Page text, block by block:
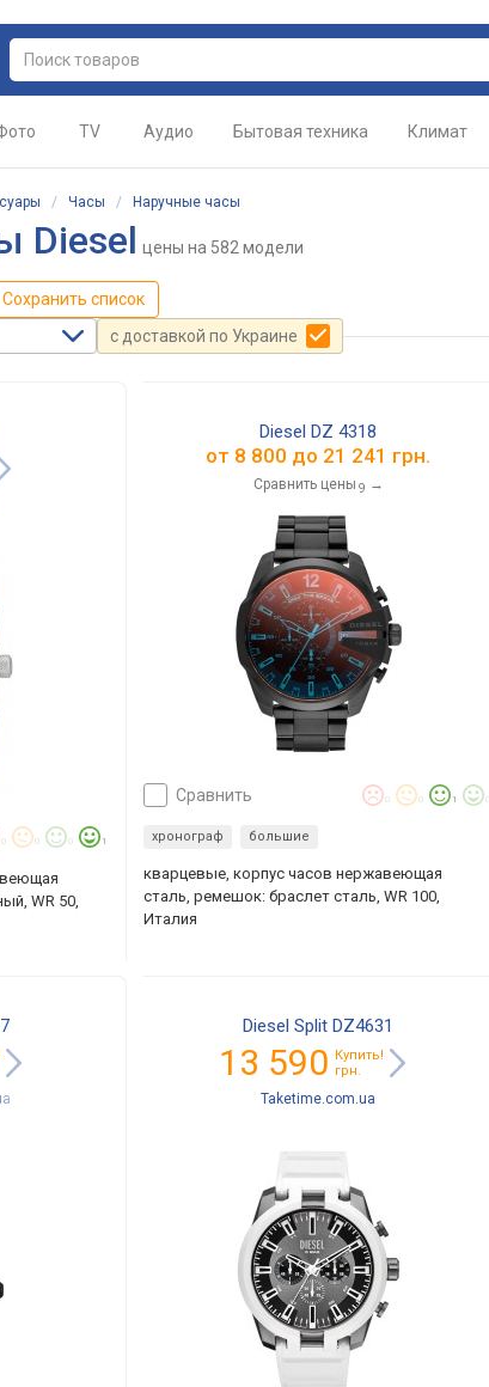
TV Аудио Бытовая техника Климат
/ Часы / Наручные часы
Diesel цены на 582 модели
Сохранить список
с доставкой по Украине
1
WR 50,
Diesel DZ 4318
от 8 800 до 21 241 грн.
Сравнить цены 9 →
сравнить 1
хронограф большие
кварцевые, корпус часов нержавеющая
сталь, ремешок: браслет сталь, WR 100,
Италия
Diesel Split DZ4631
13 590 Купить!
грн.
Taketime.com.ua